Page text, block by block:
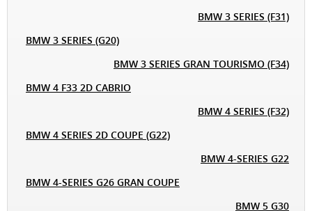
BMW 3 SERIES (F31)
BMW 3 SERIES (G20)
BMW 3 SERIES GRAN TOURISMO (F34)
BMW 4 F33 2D CABRIO
BMW 4 SERIES (F32)
BMW 4 SERIES 2D COUPE (G22)
BMW 4-SERIES G22
BMW 4-SERIES G26 GRAN COUPE
BMW 5 G30